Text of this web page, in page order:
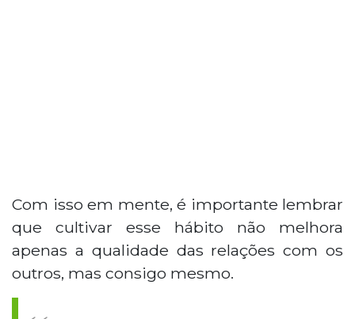
Com isso em mente, é importante lembrar
que cultivar esse hábito não melhora
apenas a qualidade das relações com os
outros, mas consigo mesmo.